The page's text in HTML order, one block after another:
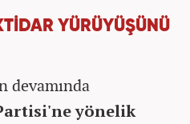
YÜRÜYÜŞÜNÜ
devamında
yönelik